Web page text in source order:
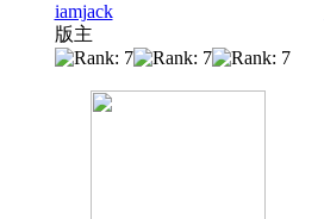
iamjack
版主